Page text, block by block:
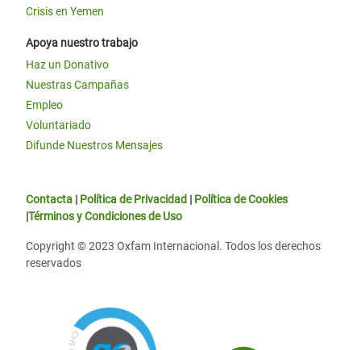
Crisis en Yemen
Apoya nuestro trabajo
Haz un Donativo
Nuestras Campañas
Empleo
Voluntariado
Difunde Nuestros Mensajes
Contacta | Política de Privacidad | Política de Cookies
|Términos y Condiciones de Uso
Copyright © 2023 Oxfam Internacional. Todos los derechos
reservados